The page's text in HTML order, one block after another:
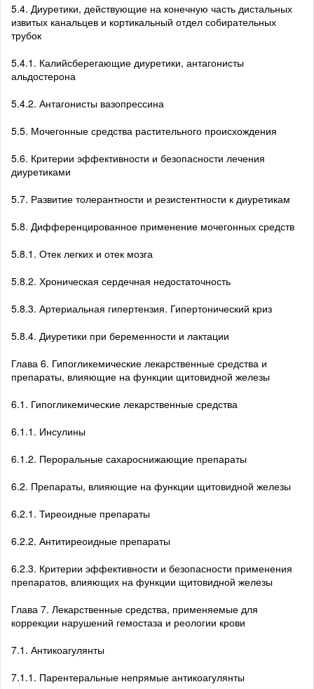
5.4. Диуретики, действующие на конечную часть дистальных
извитых канальцев и кортикальный отдел собирательных
трубок
5.4.1. Калийсберегающие диуретики, антагонисты
альдостерона
5.4.2. Антагонисты вазопрессина
5.5. Мочегонные средства растительного происхождения
5.6. Критерии эффективности и безопасности лечения
диуретиками
5.7. Развитие толерантности и резистентности к диуретикам
5.8. Дифференцированное применение мочегонных средств
5.8.1. Отек легких и отек мозга
5.8.2. Хроническая сердечная недостаточность
5.8.3. Артериальная гипертензия. Гипертонический криз
5.8.4. Диуретики при беременности и лактации
Глава 6. Гипогликемические лекарственные средства и
препараты, влияющие на функции щитовидной железы
6.1. Гипогликемические лекарственные средства
6.1.1. Инсулины
6.1.2. Пероральные сахароснижающие препараты
6.2. Препараты, влияющие на функции щитовидной железы
6.2.1. Тиреоидные препараты
6.2.2. Антитиреоидные препараты
6.2.3. Критерии эффективности и безопасности применения
препаратов, влияющих на функции щитовидной железы
Глава 7. Лекарственные средства, применяемые для
коррекции нарушений гемостаза и реологии крови
7.1. Антикоагулянты
7.1.1. Парентеральные непрямые антикоагулянты